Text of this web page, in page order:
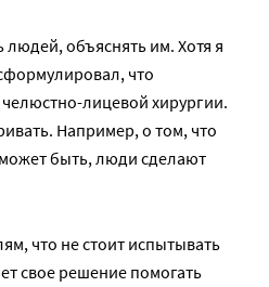
объяснять им. Хотя я
что
лицевой хирургии.
Например, о том, что
быть, люди сделают
что не стоит испытывать
свое решение помогать